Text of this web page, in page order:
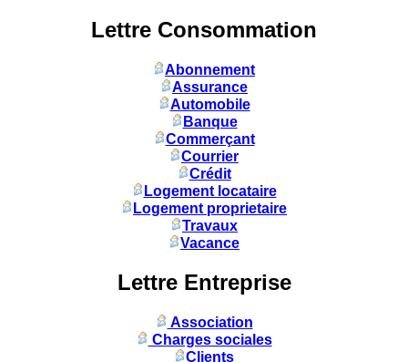
Lettre Consommation
Abonnement
Assurance
Automobile
Banque
Commerçant
Courrier
Crédit
Logement locataire
Logement proprietaire
Travaux
Vacance
Lettre Entreprise
Association
Charges sociales
Clients